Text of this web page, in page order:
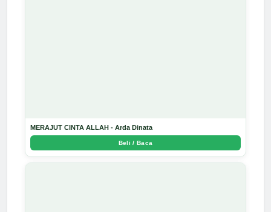
MERAJUT CINTA ALLAH - Arda Dinata
Beli / Baca